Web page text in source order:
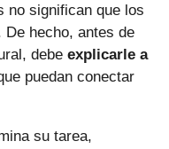
no significan que los
De hecho, antes de
debe explicarle a
puedan conectar
su tarea,